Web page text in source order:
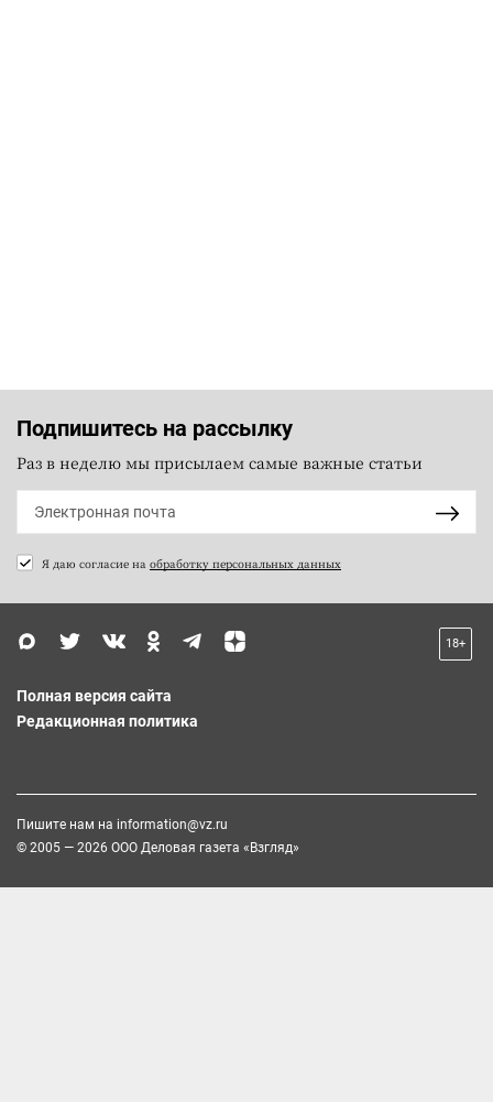
Подпишитесь на рассылку
Раз в неделю мы присылаем самые важные статьи
Я даю согласие на обработку персональных данных
18+
Полная версия сайта
Редакционная политика
Пишите нам на information@vz.ru
© 2005 — 2026 ООО Деловая газета «Взгляд»